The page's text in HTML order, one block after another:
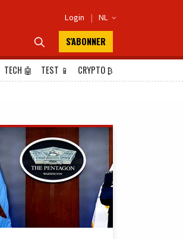
Login | NL 
 S'ABONNER
TECH 🤖 TEST 📱 CRYPTO₿